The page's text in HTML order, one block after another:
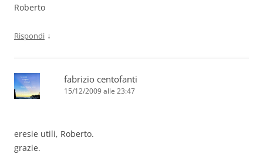
Roberto
Rispondi ↓
fabrizio centofanti
15/12/2009 alle 23:47
eresie utili, Roberto.
grazie.